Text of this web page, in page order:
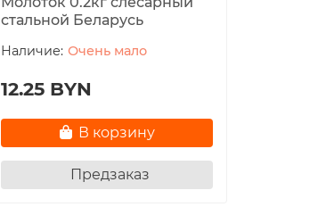
стальной Беларусь
Очень мало
12.25 BYN
В корзину
Предзаказ